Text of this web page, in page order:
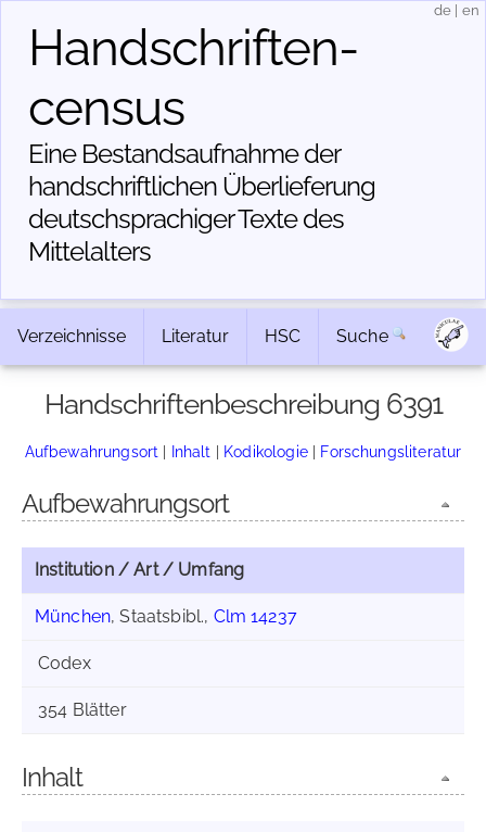
Handschriften­
census
Eine Bestandsaufnahme der
handschriftlichen Über­lieferung
deutschsprachiger Texte des
Mittelalters
de en
Verzeichnisse Literatur HSC Suche
Handschriftenbeschreibung 6391
Aufbewahrungsort | Inhalt | Kodikologie| Forschungsliteratur
Aufbewahrungsort
Institution / Art / Umfang
München, Staatsbibl., Clm 14237
Codex
354 Blätter
Inhalt